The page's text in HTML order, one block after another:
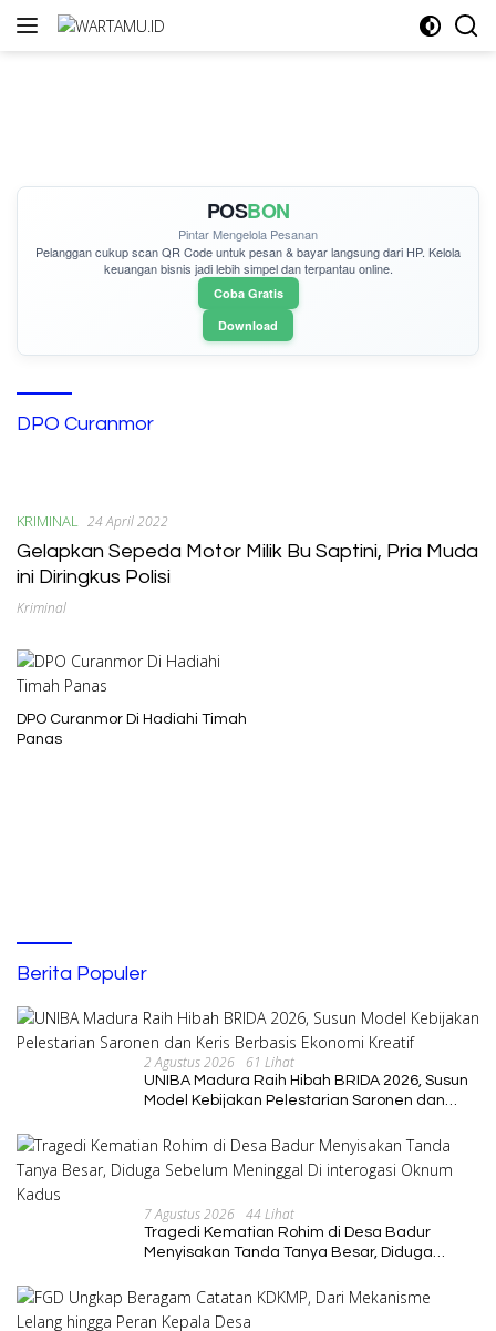
Langsung
POSBON
Pintar Mengelola Pesanan
Pelanggan cukupscan QR Codeuntuk pesan & bayar langsung dari HP. Kelola
keuangan bisnis jadi lebih simpel dan terpantau online.
Coba Gratis
Download
DPO Curanmor
KRIMINAL 24 April 2022
Gelapkan Sepeda Motor Milik Bu Saptini, Pria Muda
ini Diringkus Polisi
Kriminal
DPO Curanmor Di Hadiahi Timah
Panas
Berita Populer
2 Agustus 2026 61 Lihat
UNIBA Madura Raih Hibah BRIDA 2026, Susun
Model Kebijakan Pelestarian Saronen dan
7 Agustus 2026 44 Lihat
Tragedi Kematian Rohim di Desa Badur
Menyisakan Tanda Tanya Besar, Diduga
Kadus